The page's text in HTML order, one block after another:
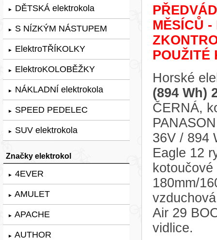
► DĚTSKÁ elektrokola
► S NÍZKÝM NÁSTUPEM
► ElektroTŘÍKOLKY
► ElektroKOLOBĚŽKY
► NÁKLADNÍ elektrokola
► SPEED PEDELEC
► SUV elektrokola
Značky elektrokol
► 4EVER
► AMULET
► APACHE
► AUTHOR
MĚSÍCŮ
POUŽITÉ
Horské
(894 Wh)
ČERNÁ,
36V / 894
Eagle 12
180mm/
Air 29
vidlice.